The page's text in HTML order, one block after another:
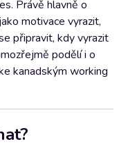
Právě hlavně o
motivace vyrazit,
připravit, kdy vyrazit
podělí i o
kanadským working